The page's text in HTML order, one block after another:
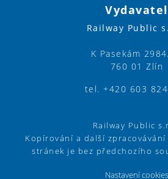
Vydavatel
Railway Public
K Pasekám
760 01 Zlín
tel. +420 603
Railway Public
Kopírování a další
stránek je bez předchozího
Nastavení cookies